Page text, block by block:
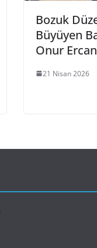
Bozuk
Büyüyen
Onur
21 Nisan 2026